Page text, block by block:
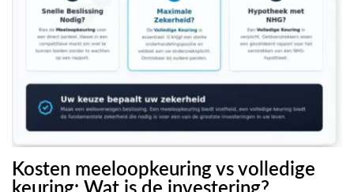
Kosten meeloopkeuring vs volledige